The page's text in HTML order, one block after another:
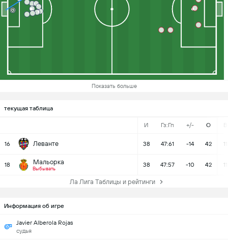
Показать больше
текущая таблица
И Гз:Гп +/- О В
16 Леванте 38 47:61 -14 42 11
18 Мальорка
Выбывать
38 47:57 -10 42 11
Ла Лига Таблицы и рейтинги
Информация об игре
Javier Alberola Rojas
судья